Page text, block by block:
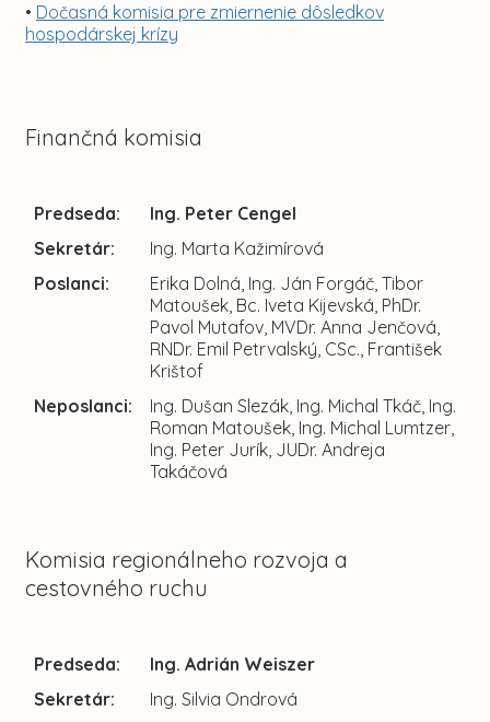
• Dočasná komisia pre zmiernenie dôsledkov
hospodárskej krízy
Finančná komisia
Predseda:
Ing. Peter Cengel
Sekretár:
Ing. Marta Kažimírová
Poslanci:
Erika Dolná, Ing. Ján Forgáč, Tibor
Matoušek, Bc. Iveta Kijevská, PhDr.
Pavol Mutafov, MVDr. Anna Jenčová,
RNDr. Emil Petrvalský, CSc., František
Krištof
Neposlanci:
Ing. Dušan Slezák, Ing. Michal Tkáč, Ing.
Roman Matoušek, Ing. Michal Lumtzer,
Ing. Peter Jurík, JUDr. Andreja
Takáčová
Komisia regionálneho rozvoja a
cestovného ruchu
Predseda:
Ing. Adrián Weiszer
Sekretár:
Ing. Silvia Ondrová